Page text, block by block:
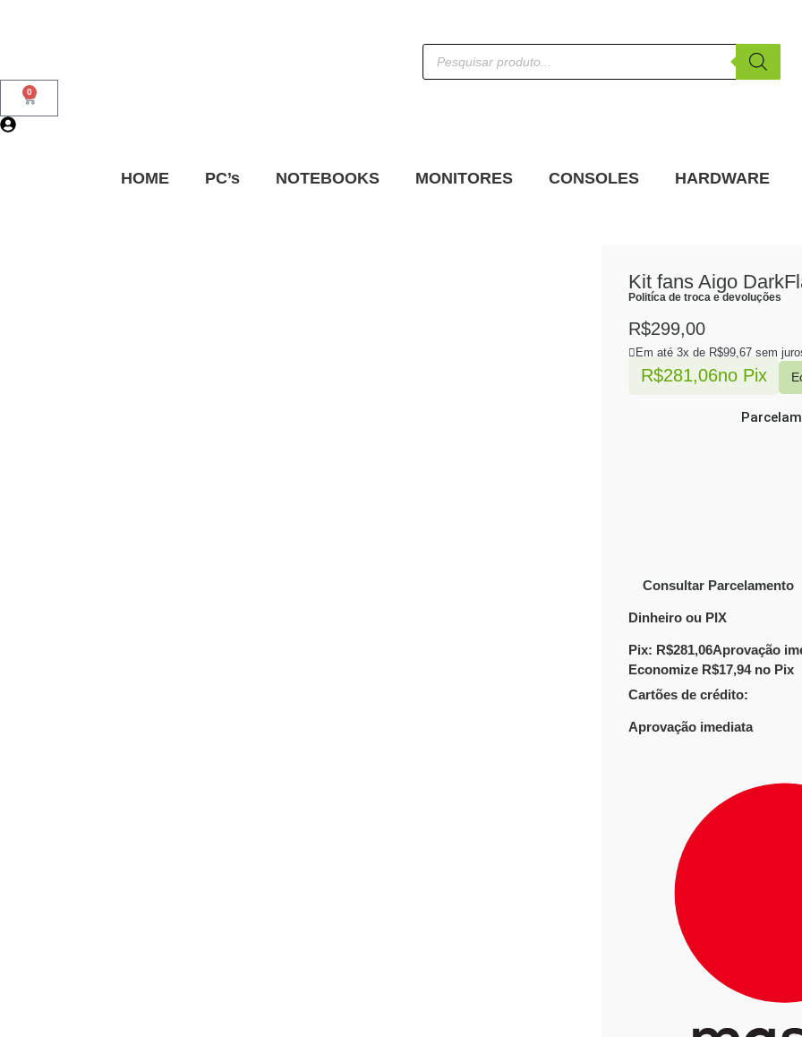
0
HOME PC’s NOTEBOOKS MONITORES CONSOLES HARDWARE
Kit fans Aigo
Politíca de troca e devoluções
R$299,00
Em até 3x de R$99,67 sem
R$281,06no Pix
Consultar Parcelamento
Dinheiro ou PIX
Pix: R$281,06Aprovação
Economize R$17,94no Pix
Cartões de crédito:
Aprovação imediata